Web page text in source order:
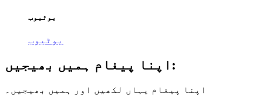
یوٹیوب
یوٹیوب
اپنا پیغام ہمیں بھیجیں:
اپنا پیغام یہاں لکھیں اور ہمیں بھیجیں۔